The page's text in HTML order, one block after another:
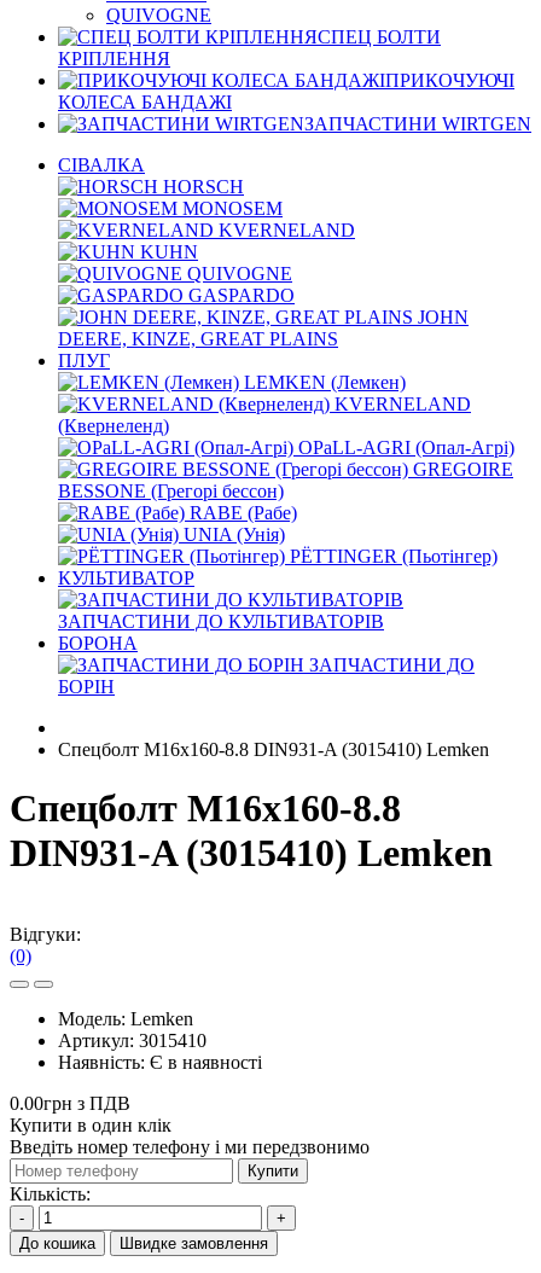
QUIVOGNE
СПЕЦ БОЛТИ
КРІПЛЕННЯ
ПРИКОЧУЮЧІ
КОЛЕСА БАНДАЖІ
ЗАПЧАСТИНИ WIRTGEN
СІВАЛКА
HORSCH
MONOSEM
KVERNELАND
KUHN
QUIVOGNE
GASPARDO
JOHN
DEERE, KINZE, GREAT PLAINS
ПЛУГ
LEMKEN (Лемкен)
KVERNELАND
(Квернеленд)
OPaLL-AGRI (Опал-Агрі)
GREGOIRE
BESSONE (Грегорі бессон)
RABE (Рабе)
UNIA (Унія)
PЁTTINGER (Пьотінгер)
КУЛЬТИВАТОР
ЗАПЧАСТИНИ ДО КУЛЬТИВАТОРІВ
БОРОНА
ЗАПЧАСТИНИ ДО
БОРІН
Спецболт M16x160-8.8 DIN931-A (3015410) Lemken
Спецболт M16x160-8.8
DIN931-A (3015410) Lemken
Відгуки:
(0)
Модель: Lemken
Артикул: 3015410
Наявність: Є в наявності
0.00грн з ПДВ
Купити в один клік
Введіть номер телефону і ми передзвонимо
Купити
Кількість:
-
+
До кошика
Швидке замовлення